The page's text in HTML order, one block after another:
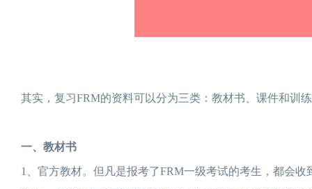
其实，复习FRM的资料可以分为三类：教材书、课件和训
一、教材书
1、官方教材。但凡是报考了FRM一级考试的考生，都会